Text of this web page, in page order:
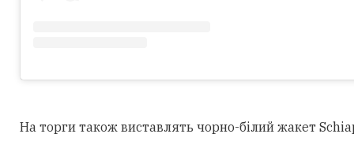
На торги також виставлять чорно-білий жакет